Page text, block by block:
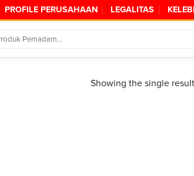
PROFILE PERUSAHAAN LEGALITAS
Showing the single result